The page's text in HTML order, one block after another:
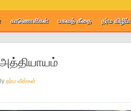
காணொளிகள் பகவத் கீதை தர்ம
தர்ம வீரர்கள்